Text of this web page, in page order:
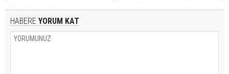
HABERE YORUM KAT